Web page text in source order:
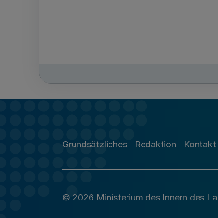
Grundsätzliches Redaktion Kontakt
© 2026 Ministerium des Innern des